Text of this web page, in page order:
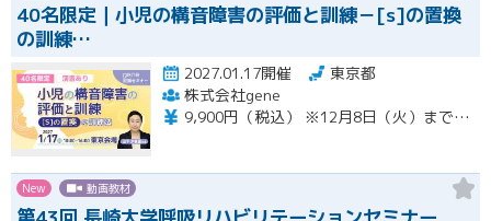
40名限定｜小児の構音障害の評価と訓練－[s]の置換
の訓練…
2027.01.17開催
東京都
株式会社gene
9,900円（税込） ※12月8日（火）までの限定価格※ 12月9日（水）以降のお申込みは13,200円（税込）となります。 当日会場にてお支払いください（現金のみ） 【キャンセルについて】 1月11日（月）午前8時以降のキャンセルは、キャンセル料（セミナー受講料全額）が発生いたします。
New 動画教材